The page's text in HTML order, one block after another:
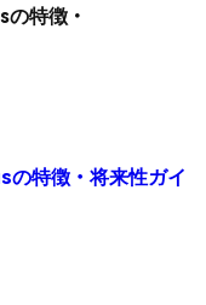
特徴・
特徴・将来性ガイ